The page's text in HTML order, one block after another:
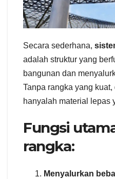
Secara sederhana,
adalah struktur yang
bangunan dan
Tanpa rangka yang
hanyalah material lepas
Fungsi
rangka:
Menyalurkan